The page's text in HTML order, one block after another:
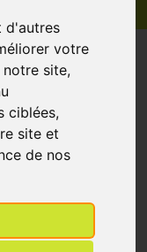
d'autres
votre
site,
ciblées,
site et
de nos
COVARMED